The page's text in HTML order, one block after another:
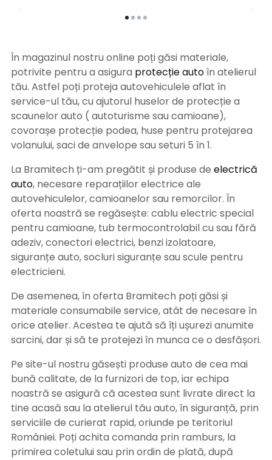
În magazinul nostru online poți găsi materiale,
potrivite pentru a asigura protecție autoîn atelierul
tău. Astfel poți proteja autovehiculele aflat în
service-ul tău, cu ajutorul huselor de protecție a
scaunelor auto ( autoturisme sau camioane),
covorașe protecție podea, huse pentru protejarea
volanului, saci de anvelope sau seturi 5 în 1.
La Bramitech ți-am pregătit și produse de electrică
auto, necesare reparațiilor electrice ale
autovehiculelor, camioanelor sau remorcilor. În
oferta noastră se regăsește: cablu electric special
pentru camioane, tub termocontrolabil cu sau fără
adeziv, conectori electrici, benzi izolatoare,
siguranțe auto, socluri siguranțe sau scule pentru
electricieni.
De asemenea, în oferta Bramitech poți găsi și
materiale consumabile service, atât de necesare în
orice atelier. Acestea te ajută să îți ușurezi anumite
sarcini, dar și să te protejezi în munca ce o desfășori.
Pe site-ul nostru găsești produse auto de cea mai
bună calitate, de la furnizori de top, iar echipa
noastră se asigură că acestea sunt livrate direct la
tine acasă sau la atelierul tău auto, în siguranță, prin
serviciile de curierat rapid, oriunde pe teritoriul
României. Poți achita comanda prin ramburs, la
primirea coletului sau prin ordin de plată, după